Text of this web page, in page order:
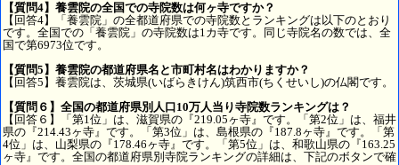
【質問4】養雲院の全国での寺院数は何ヶ寺ですか？
【回答4】「養雲院」の全都道府県での寺院数とランキングは以下のとおり
です。全国での「養雲院」の寺院数は1カ寺です。同じ寺院名の数では、全
国で第6973位です。
【質問5】養雲院の都道府県名と市町村名はわかりますか？
【回答5】養雲院は、茨城県(いばらきけん)筑西市(ちくせいし)の仏閣です。
【質問６】全国の都道府県別人口10万人当り寺院数ランキングは？
【回答６】「第1位」は、滋賀県の『219.05ヶ寺』です。「第2位」は、福井
県の『214.43ヶ寺』です。「第3位」は、島根県の『187.8ヶ寺』です。「第
4位」は、山梨県の『178.46ヶ寺』です。「第5位」は、和歌山県の『163.25
ヶ寺』です。全国の都道府県別寺院ランキングの詳細は、下記のボタンで確